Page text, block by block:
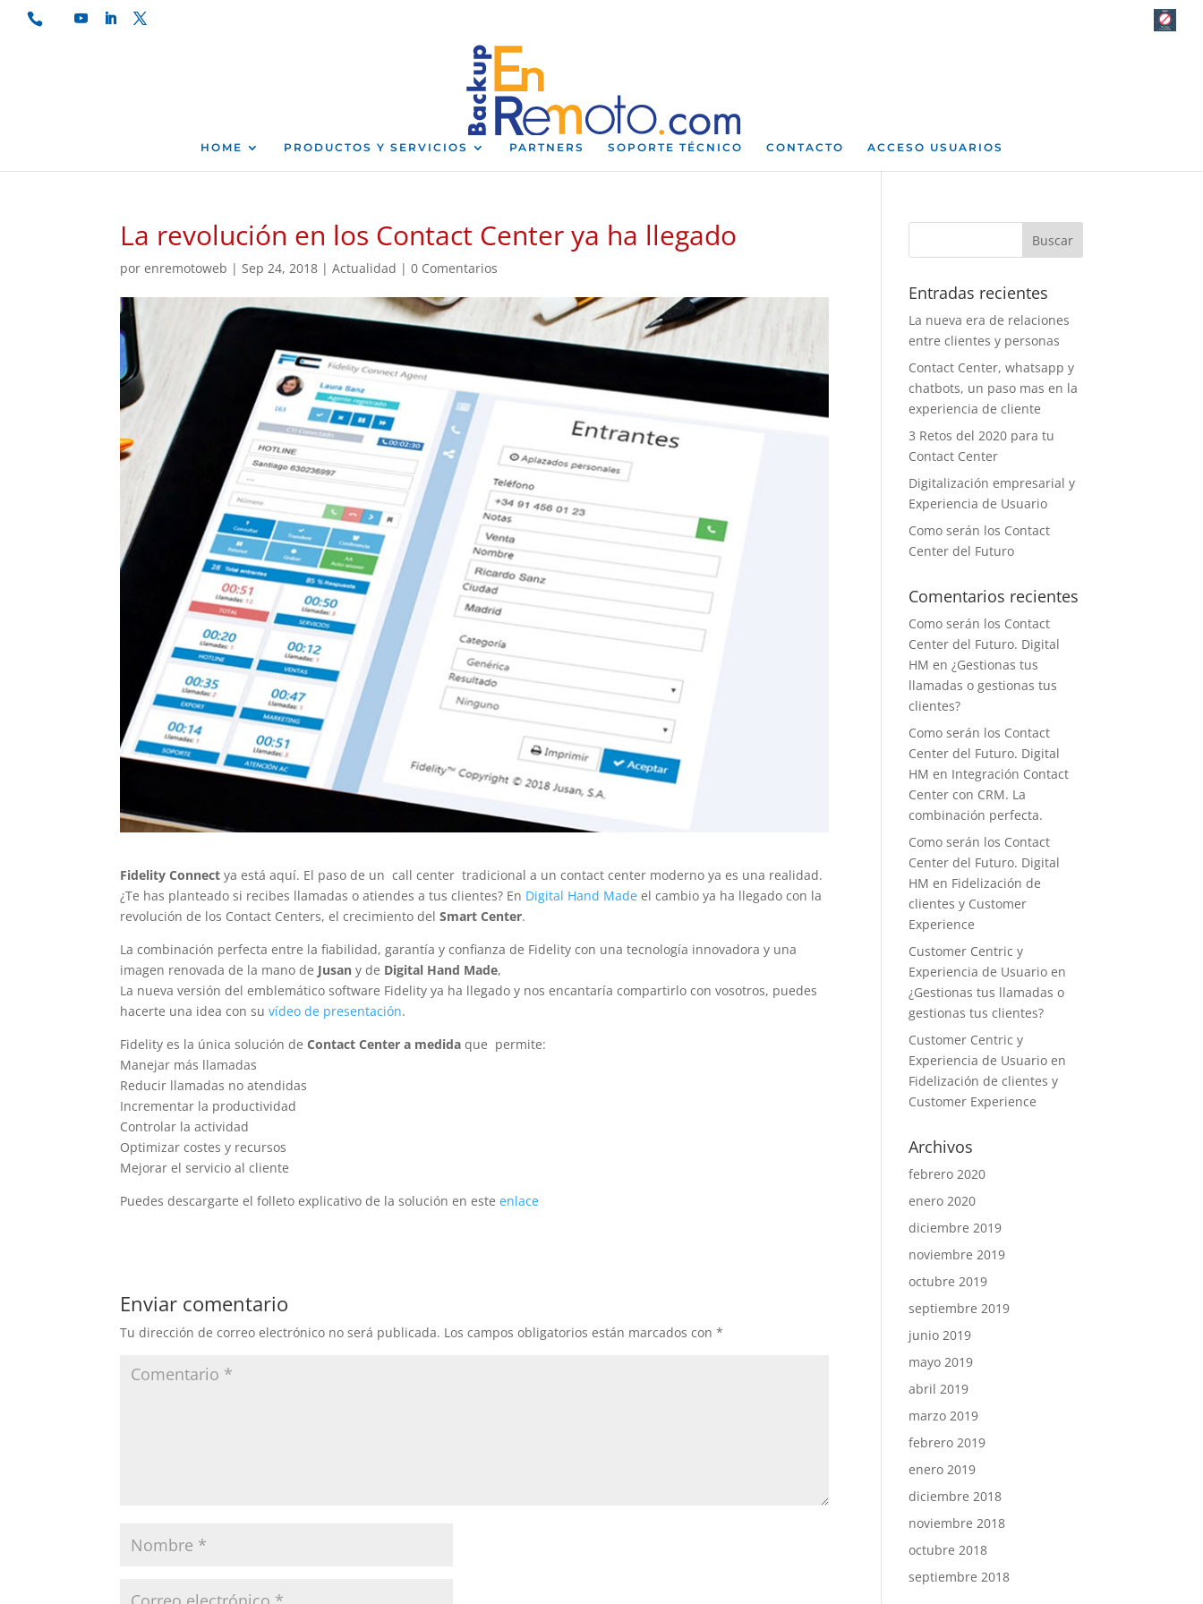
HOME PRODUCTOS Y SERVICIOS PARTNERS SOPORTE TÉCNICO CONTACTO ACCESO USUARIOS
La revolución en los Contact Center ya ha llegado
porenremotoweb |Sep 24, 2018 |Actualidad |0 Comentarios
Fidelity Connect ya está aquí. El paso de un call center tradicional a un contact center moderno ya es una realidad.
¿Te has planteado si recibes llamadas o atiendes a tus clientes? En Digital Hand Made el cambio ya ha llegado con la
revolución de los Contact Centers, el crecimiento delSmart Center.
La combinación perfecta entre la fiabilidad, garantía y confianza de Fidelity con una tecnología innovadora y una
imagen renovada de la mano de Jusan y de Digital Hand Made,
La nueva versión del emblemático software Fidelity ya ha llegado y nos encantaría compartirlo con vosotros, puedes
hacerte una idea con suvídeo de presentación.
Fidelity es la única solución deContact Center a medida que permite:
Manejar más llamadas
Reducir llamadas no atendidas
Incrementar la productividad
Controlar la actividad
Optimizar costes y recursos
Mejorar el servicio al cliente
Puedes descargarte el folleto explicativo de la solución en esteenlace
Enviar comentario
Tu dirección de correo electrónico no será publicada. Los campos obligatorios están marcados con*
Entradas recientes
La nueva era de relaciones
entre clientes y personas
Contact Center, whatsapp y
chatbots, un paso mas en la
experiencia de cliente
3 Retos del 2020 para tu
Contact Center
Digitalización empresarial y
Experiencia de Usuario
Como serán los Contact
Center del Futuro
Comentarios recientes
Como serán los Contact
Center del Futuro. Digital
HM en¿Gestionas tus
llamadas o gestionas tus
clientes?
Como serán los Contact
Center del Futuro. Digital
HM en Integración Contact
Center con CRM. La
combinación perfecta.
Como serán los Contact
Center del Futuro. Digital
HM en Fidelización de
clientes y Customer
Experience
Customer Centric y
Experiencia de Usuario en
¿Gestionas tus llamadas o
gestionas tus clientes?
Customer Centric y
Experiencia de Usuario en
Fidelización de clientes y
Customer Experience
Archivos
febrero 2020
enero 2020
diciembre 2019
noviembre 2019
octubre 2019
septiembre 2019
junio 2019
mayo 2019
abril 2019
marzo 2019
febrero 2019
enero 2019
diciembre 2018
noviembre 2018
octubre 2018
septiembre 2018